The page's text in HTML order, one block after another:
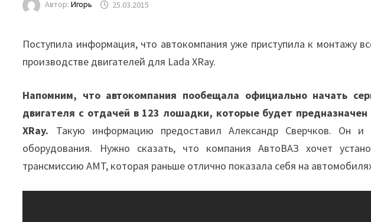
Автор:Игорь 25.03.2015
Поступила информация, что автокомпания уже приступила к монтажу
производстве двигателей для Lada XRay.
Напомним, что автокомпания пообещала официально начать
двигателя с отдачей в 123 лошадки, которые будет
XRay. Такую информацию предоставил Александр Сверчков. Он и
оборудования. Нужно сказать, что компания АвтоВАЗ хочет
трансмиссию AMT, которая раньше отлично показала себя на